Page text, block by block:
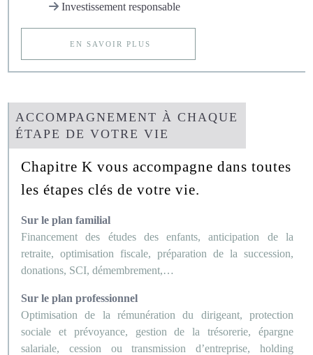
Investissement responsable
EN SAVOIR PLUS
ACCOMPAGNEMENT À CHAQUE
ÉTAPE DE VOTRE VIE
Chapitre K vous accompagne dans toutes
les étapes clés de votre vie.
Sur le plan familial
Financement des études des enfants, anticipation de la
retraite, optimisation fiscale, préparation de la succession,
donations, SCI, démembrement,…
Sur le plan professionnel
Optimisation de la rémunération du dirigeant, protection
sociale et prévoyance, gestion de la trésorerie, épargne
salariale, cession ou transmission d’entreprise, holding